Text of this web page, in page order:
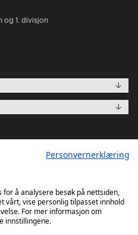
og 1. divisjon
Personvernerklæring
for å analysere besøk på nettsiden,
vårt, vise personlig tilpasset innhold
For mer informasjon om
innstillingene.